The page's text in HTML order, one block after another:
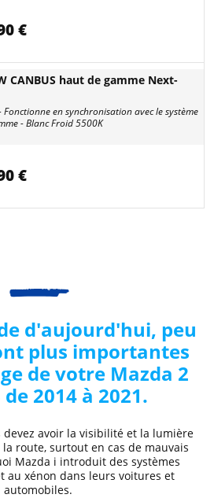
€
CANBUS haut de gamme Next-
Fonctionne en synchronisation avec le système
- Blanc Froid 5500K
€
d'aujourd'hui, peu
plus importantes
de votre Mazda 2
2014 à 2021.
devez avoir la visibilité et la lumière
route, surtout en cas de mauvais
Mazda i introduit des systèmes
au xénon dans leurs voitures et
automobiles.